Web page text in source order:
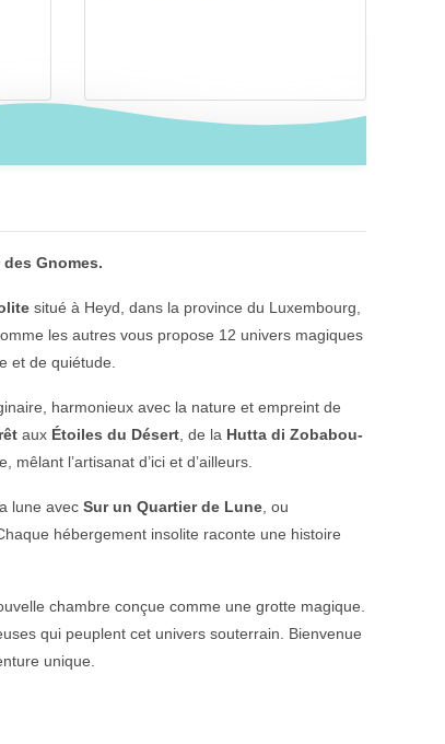
Gnomes.
situé à Heyd, dans la province du Luxembourg,
les autres vous propose 12 univers magiques
et de quiétude.
harmonieux avec la nature et empreint de
aux Étoiles du Désert , de la Hutta di Zobabou-
l’artisanat d’ici et d’ailleurs.
lune avec Sur un Quartier de Lune , ou
hébergement insolite raconte une histoire
chambre conçue comme une grotte magique.
qui peuplent cet univers souterrain. Bienvenue
unique.